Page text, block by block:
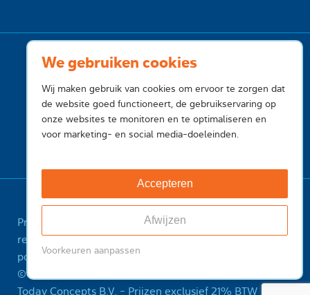
We gebruiken cookies
Wij maken gebruik van cookies om ervoor te zorgen dat
de website goed functioneert, de gebruikservaring op
onze websites te monitoren en te optimaliseren en
voor marketing- en social media-doeleinden.
Accepteren
Afwijzen
Voorkeuren aanpassen
Privacy Voorwaarden
registry
Feedback Sitemap
ICANN Registrant
policy
Misbruik melden
© 2001-2026 InternetToday, is een handelsnaam van
Today Concepts B.V. - Prijzen exclusief 21% BTW